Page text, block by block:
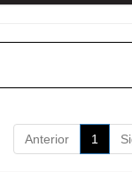
Anterior 1